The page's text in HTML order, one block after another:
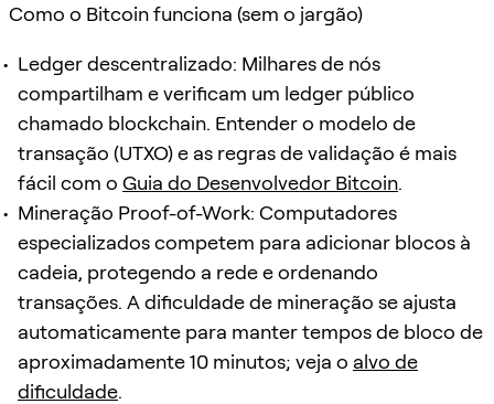
Como o Bitcoin funciona (sem o jargão)
Ledger descentralizado: Milhares de nós
compartilham e verificam um ledger público
chamado blockchain. Entender o modelo de
transação (UTXO) e as regras de validação é mais
fácil com o Guia do Desenvolvedor Bitcoin.
Mineração Proof-of-Work: Computadores
especializados competem para adicionar blocos à
cadeia, protegendo a rede e ordenando
transações. A dificuldade de mineração se ajusta
automaticamente para manter tempos de bloco de
aproximadamente 10 minutos; veja o alvo de
dificuldade.